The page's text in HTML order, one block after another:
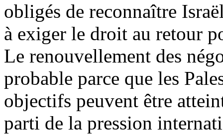
obligés de reconnaître
à exiger le droit au retour
Le renouvellement des
probable parce que les
objectifs peuvent être
parti de la pression